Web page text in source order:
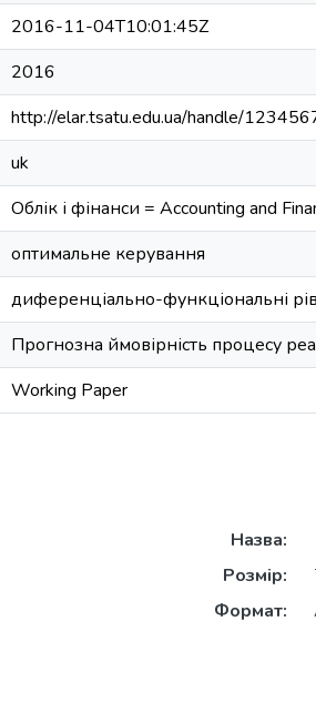
2016-11-04T10:01:45Z
2016
http://elar.tsatu.edu.ua/handle/
uk
Облік і фінанси = Accounting and
оптимальне керування
диференціально-функціональні
Прогнозна ймовірність процесу
Working Paper
Назва:
Розмір:
Формат: